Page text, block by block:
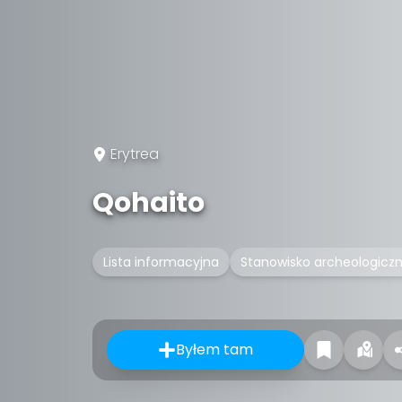
Erytrea
Qohaito
Lista informacyjna Stanowisko
Byłem tam